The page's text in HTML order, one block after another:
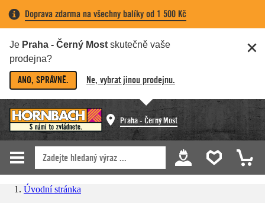
Doprava zdarma na všechny balíky od 1 500 Kč
Je Praha - Černý Most skutečně vaše
prodejna?
ANO, SPRÁVNĚ. Ne, vybrat jinou prodejnu.
Praha - Černý Most
Úvodní stránka